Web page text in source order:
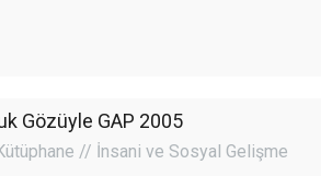
Gözüyle GAP 2005
// İnsani ve Sosyal Gelişme